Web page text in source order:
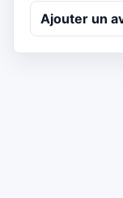
Ajouter un